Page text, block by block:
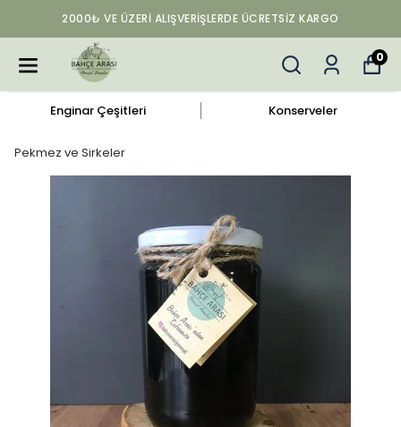
2000₺ VE ÜZERI ALIŞVERIŞLERDE ÜCRETSIZ KARGO
0
Enginar Çeşitleri Konserveler
Pekmez ve Sirkeler